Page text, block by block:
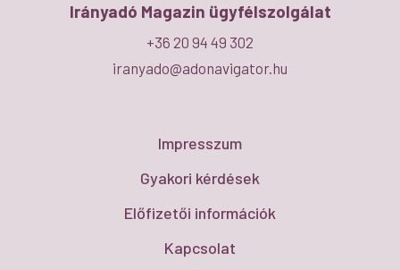
Irányadó Magazin ügyfélszolgálat
+36 20 94 49 302
iranyado@adonavigator.hu
Impresszum
Gyakori kérdések
Előfizetői információk
Kapcsolat